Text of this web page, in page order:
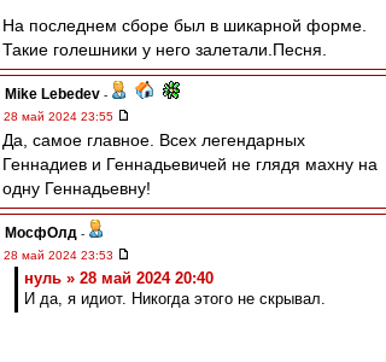
На последнем сборе был в шикарной форме.
Такие голешники у него залетали.Песня.
Mike Lebedev -
28 май 2024 23:55
Да, самое главное. Всех легендарных
Геннадиев и Геннадьевичей не глядя махну на
одну Геннадьевну!
МосфОлд -
28 май 2024 23:53
нуль » 28 май 2024 20:40
И да, я идиот. Никогда этого не скрывал.